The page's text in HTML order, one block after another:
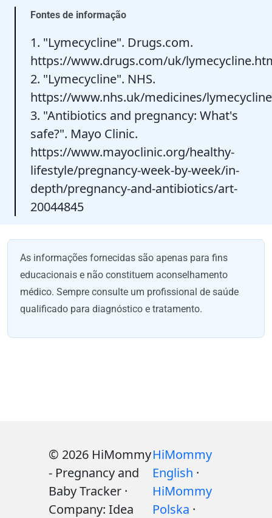
Fontes de informação
1. "Lymecycline". Drugs.com.
https://www.drugs.com/uk/
2. "Lymecycline". NHS.
https://www.nhs.uk/medicines/
3. "Antibiotics and pregnancy: What's
safe?". Mayo Clinic.
https://www.mayoclinic.org/healthy-
lifestyle/pregnancy-week-by-week/in-
depth/pregnancy-and-antibiotics/art-
20044845
As informações fornecidas são apenas para fins
educacionais e não constituem aconselhamento
médico. Sempre consulte um profissional de saúde
qualificado para diagnóstico e tratamento.
© 2026 HiMommy
- Pregnancy and
Baby Tracker ·
Company: Idea
HiMommy
English ·
HiMommy
Polska ·